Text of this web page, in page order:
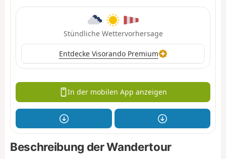
Stündliche Wettervorhersage
Entdecke Visorando Premium
In der mobilen App anzeigen
Beschreibung der Wandertour